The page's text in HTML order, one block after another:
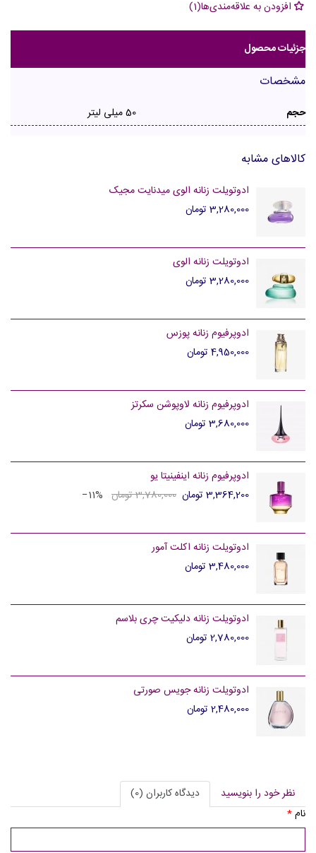
افزودن به علاقه‌مندی‌ها(
1
)
جزئیات محصول
مشخصات
حجم 50 میلی لیتر
کالاهای مشابه
ادوتویلت زنانه الوی میدنایت مجیک
3,280,000 تومان
ادوتویلت زنانه الوی
3,280,000 تومان
ادوپرفیوم زنانه پوزس
4,950,000 تومان
ادوپرفیوم زنانه لاوپوشن سکرتز
3,680,000 تومان
ادوپرفیوم زنانه اینفینیتا یو
3,364,200 تومان
3,780,000 تومان ‎−11%
ادوتویلت زنانه اکلت آمور
3,480,000 تومان
ادوتویلت زنانه دلیکیت چری بلاسم
2,780,000 تومان
ادوتویلت زنانه جویس صورتی
2,480,000 تومان
نظر خود را بنویسید
دیدگاه کاربران (0)
نام*